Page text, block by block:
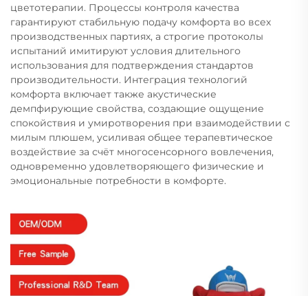
цветотерапии. Процессы контроля качества
гарантируют стабильную подачу комфорта во всех
производственных партиях, а строгие протоколы
испытаний имитируют условия длительного
использования для подтверждения стандартов
производительности. Интеграция технологий
комфорта включает также акустические
демпфирующие свойства, создающие ощущение
спокойствия и умиротворения при взаимодействии с
милым плюшем, усиливая общее терапевтическое
воздействие за счёт многосенсорного вовлечения,
одновременно удовлетворяющего физические и
эмоциональные потребности в комфорте.